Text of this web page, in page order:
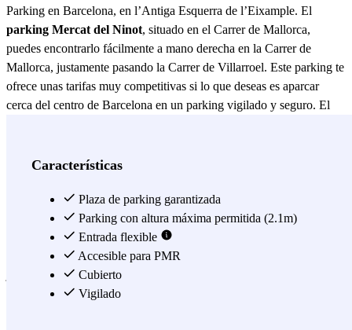
Parking en Barcelona, en l’Antiga Esquerra de l’Eixample. El
parking Mercat del Ninot, situado en el Carrer de Mallorca,
puedes encontrarlo fácilmente a mano derecha en la Carrer de
Mallorca, justamente pasando la Carrer de Villarroel. Este parking te
ofrece unas tarifas muy competitivas si lo que deseas es aparcar
cerca del centro de Barcelona en un parking vigilado y seguro. El
que dejando tu coche en el parking Mercat del Ninot podrás
turístico, como Las Ramblas, el Mercado de la Boquería y la Plaza
de Cataluña. Además de su cercanía con el centro de Barcelona, el
parking Mercat del Ninot te puede resultar muy útil si lo que
necesitas es aparcar cerca del Hospital Clinic de Barcelona, situado
justo en frente del parking Mercat del Ninot. El parking Mercat del
Ninot se encuentra en un barrio alegre y concurrido de Barcelona,
Características
Plaza de parking garantizada
Parking con altura máxima permitida (2.1m)
Entrada flexible
Accesible para PMR
Cubierto
Vigilado